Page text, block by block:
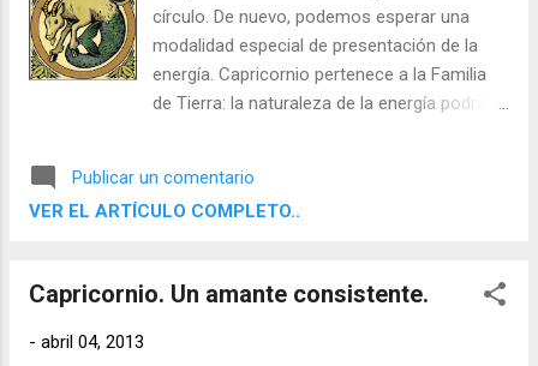
círculo. De nuevo, podemos esperar una
modalidad especial de presentación de la
energía. Capricornio pertenece a la Familia
de Tierra: la naturaleza de la energía podrá
Capricornio, contribuye a la dimensión de
conservadurismo o el retraso. Saturno es el
Publicar un comentario
VER EL ARTÍCULO COMPLETO..
Capricornio. Un amante consistente.
- abril 04, 2013